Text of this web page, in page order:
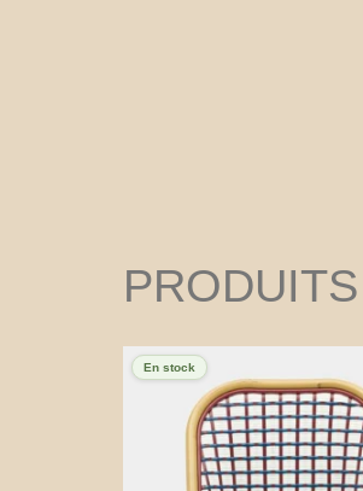
En stock